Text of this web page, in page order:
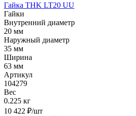
Гайка THK LT20 UU
Гайки
Внутренний диаметр
20 мм
Наружный диаметр
35 мм
Ширина
63 мм
Артикул
104279
Вес
0.225 кг
10 422 ₽/шт